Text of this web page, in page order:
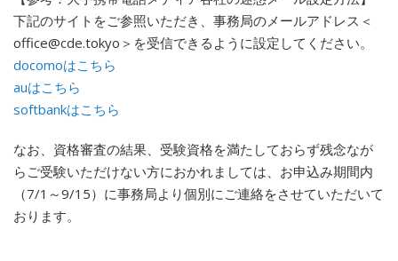
下記のサイトをご参照いただき、事務局のメールアドレス＜
office@cde.tokyo＞を受信できるように設定してください。
docomoはこちら
auはこちら
softbankはこちら
なお、資格審査の結果、受験資格を満たしておらず残念なが
らご受験いただけない方におかれましては、お申込み期間内
（7/1～9/15）に事務局より個別にご連絡をさせていただいて
おります。